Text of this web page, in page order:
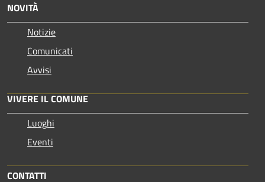
NOVITÀ
Notizie
Comunicati
Avvisi
VIVERE IL COMUNE
Luoghi
Eventi
CONTATTI